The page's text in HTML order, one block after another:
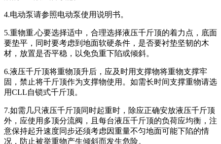
4.电动泵请参照电动泵使用说明书。
5.重物重.心要选择适中，合理选择液压千斤顶的着力点，底面
要垫平，同时要考虑到地面软硬条件，是否要衬垫坚韧的木
材，放置是否平稳，以免负重下陷或倾斜。
6.液压千斤顶将重物顶升后，应及时用支撑物将重物支撑牢
固，禁止将千斤顶作为支撑物使用。如需长时间支撑重物请选
用CLL自锁式千斤顶。
7.如需几只液压千斤顶同时起重时，除应正确安放液压千斤顶
外，应使用多顶分流阀，且每台液压千斤顶的负荷应均衡，注
意保持起升速度同步还须考虑因重量不匀地面可能下陷的情
况，防止被举重物产生倾斜而发生危险。